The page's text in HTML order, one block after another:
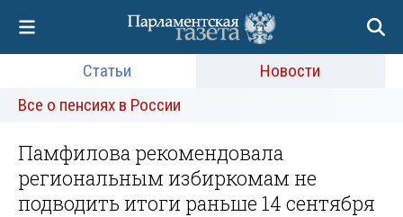
Статьи
Новости
Все о пенсиях в России
Памфилова рекомендовала
региональным избиркомам не
подводить итоги раньше 14 сентября